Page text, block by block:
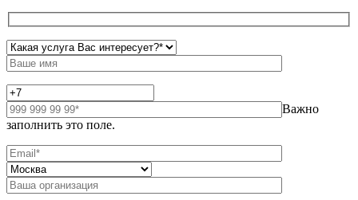
Важно
заполнить это поле.